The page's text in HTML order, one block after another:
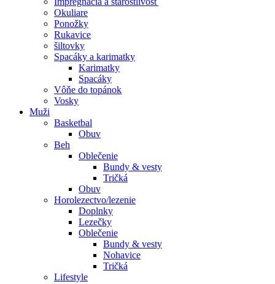
Okuliare
Ponožky
Rukavice
šiltovky
Spacáky a karimatky
Karimatky
Spacáky
Vôňe do topánok
Vosky
Muži
Basketbal
Obuv
Beh
Oblečenie
Bundy & vesty
Tričká
Obuv
Horolezectvo/lezenie
Doplnky
Lezečky
Oblečenie
Bundy & vesty
Nohavice
Tričká
Lifestyle